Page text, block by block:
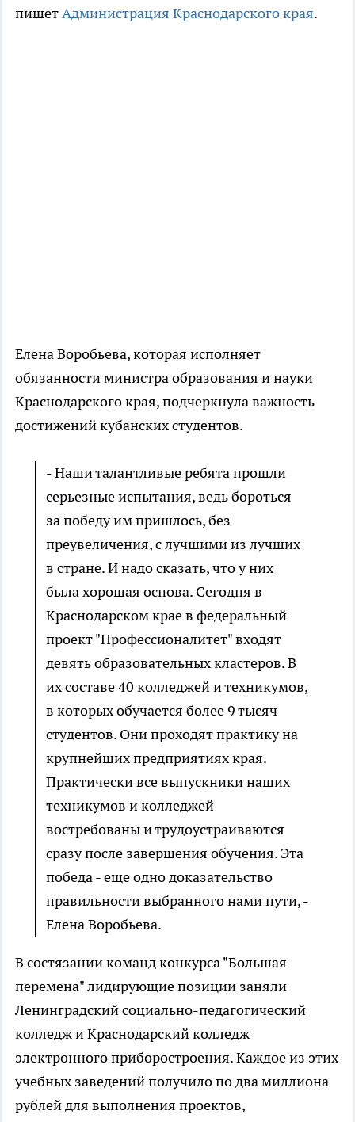
пишетАдминистрация Краснодарского края.
Елена Воробьева, которая исполняет
обязанности министра образования и науки
Краснодарского края, подчеркнула важность
достижений кубанских студентов.
- Наши талантливые ребята прошли
серьезные испытания, ведь бороться
за победу им пришлось, без
преувеличения, с лучшими из лучших
в стране. И надо сказать, что у них
была хорошая основа. Сегодня в
Краснодарском крае в федеральный
проект "Профессионалитет" входят
девять образовательных кластеров. В
их составе 40 колледжей и техникумов,
в которых обучается более 9 тысяч
студентов. Они проходят практику на
крупнейших предприятиях края.
Практически все выпускники наших
техникумов и колледжей
востребованы и трудоустраиваются
сразу после завершения обучения. Эта
победа - еще одно доказательство
правильности выбранного нами пути, -
Елена Воробьева.
В состязании команд конкурса "Большая
перемена" лидирующие позиции заняли
Ленинградский социально-педагогический
колледж и Краснодарский колледж
электронного приборостроения. Каждое из этих
учебных заведений получило по два миллиона
рублей для выполнения проектов,